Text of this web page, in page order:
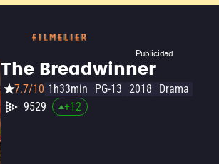
Publicidad
The Breadwinner
7.7/10 1h33min PG-13 2018
Drama
9529
+12